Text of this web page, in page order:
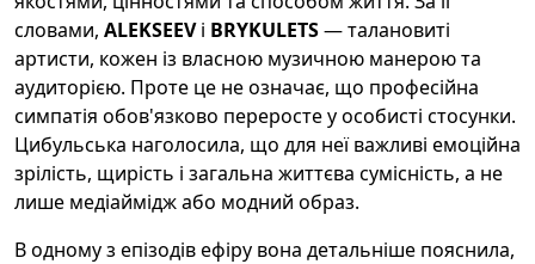
словами, ALEKSEEVі BRYKULETS— талановиті
артисти, кожен із власною музичною манерою та
аудиторією. Проте це не означає, що професійна
симпатія обов'язково переросте у особисті стосунки.
Цибульська наголосила, що для неї важливі емоційна
зрілість, щирість і загальна життєва сумісність, а не
лише медіаймідж або модний образ.
В одному з епізодів ефіру вона детальніше пояснила,